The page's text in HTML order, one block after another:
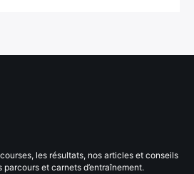
les résultats, nos articles et conseils
et carnets d’entraînement.